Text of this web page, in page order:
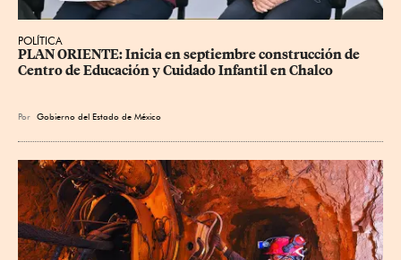
POLÍTICA
PLAN ORIENTE: Inicia en septiembre construcción de
Centro de Educación y Cuidado Infantil en Chalco
Por Gobierno del Estado de México